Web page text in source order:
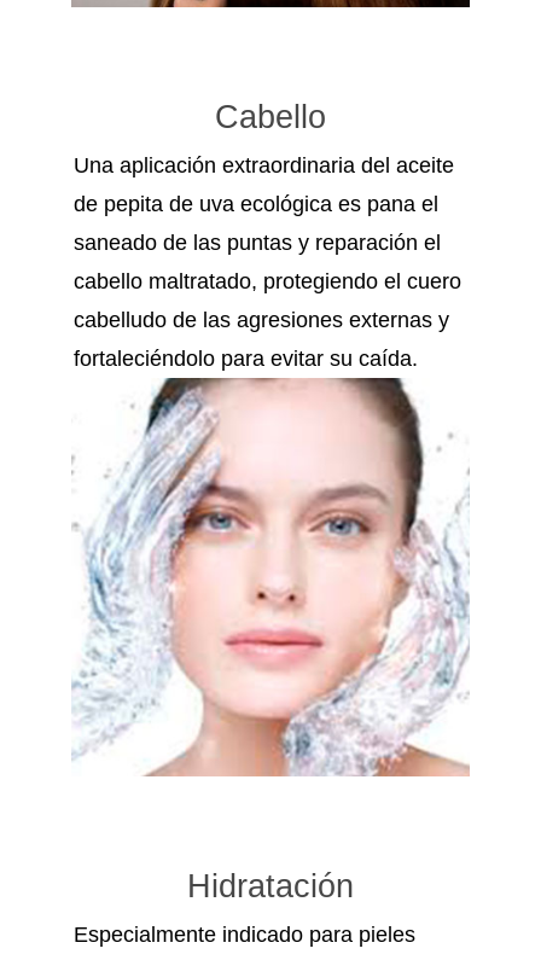
Cabello
Una aplicación extraordinaria del aceite
de pepita de uva ecológica es pana el
saneado de las puntas y reparación el
cabello maltratado, protegiendo el cuero
cabelludo de las agresiones externas y
fortaleciéndolo para evitar su caída.
Hidratación
Especialmente indicado para pieles